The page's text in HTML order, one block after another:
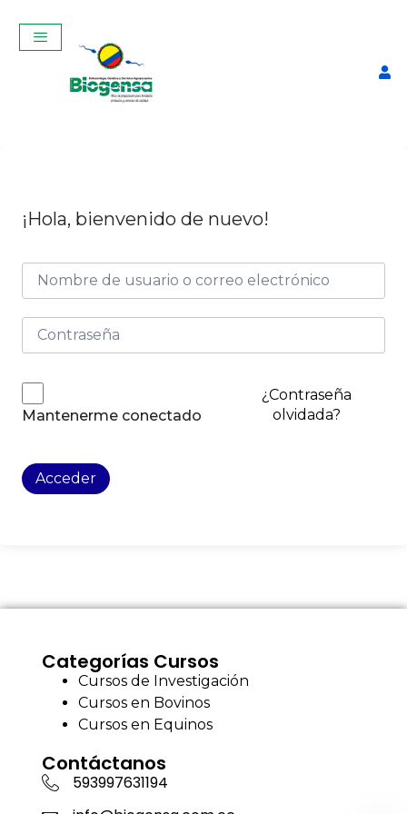
¡Hola, bienvenido de nuevo!
Mantenerme conectado
¿Contraseña
olvidada?
Acceder
Categorías Cursos
Cursos de Investigación
Cursos en Bovinos
Cursos en Equinos
Contáctanos
593997631194
Catéter de Lavado